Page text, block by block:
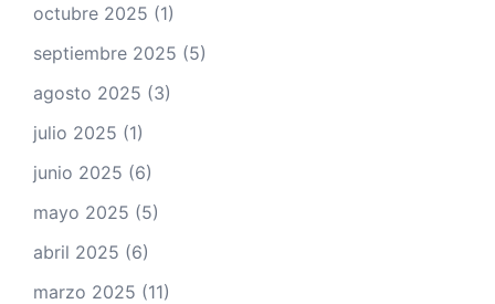
octubre 2025 (1)
septiembre 2025 (5)
agosto 2025 (3)
julio 2025 (1)
junio 2025 (6)
mayo 2025 (5)
abril 2025 (6)
marzo 2025 (11)